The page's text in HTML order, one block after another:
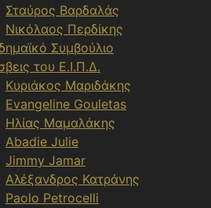
Σταύρος Βαρδαλάς
Νικόλαος Περδίκης
Συμβούλιο
του Ε.Ι.Π.Δ.
Κυριάκος Μαριδάκης
Evangeline Gouletas
Ηλίας Μαμαλάκης
Abadie Julie
Jimmy Jamar
Αλέξανδρος Κατράνης
Paolo Petrocelli